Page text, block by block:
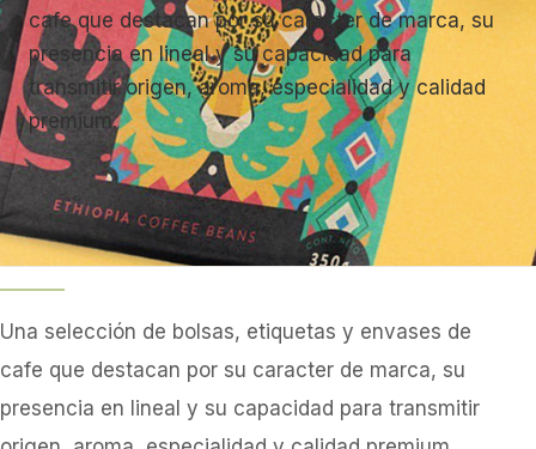
cafe que destacan por su caracter de marca, su
presencia en lineal y su capacidad para
transmitir origen, aroma, especialidad y calidad
premium.
Una selección de bolsas, etiquetas y envases de
cafe que destacan por su caracter de marca, su
presencia en lineal y su capacidad para transmitir